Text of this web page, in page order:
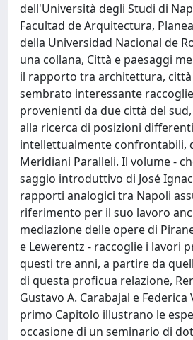
dell'Università degli Studi di
Facultad de Arquitectura,
della Universidad Nacional de
una collana, Città e paesaggi
il rapporto tra architettura, città
sembrato interessante
provenienti da due città del
alla ricerca di posizioni
intellettualmente confrontabili,
Meridiani Paralleli. Il volume -
saggio introduttivo di José
rapporti analogici tra Napoli
riferimento per il suo lavoro
mediazione delle opere di
e Lewerentz - raccoglie i lavori
questi tre anni, a partire da
di questa proficua relazione,
Gustavo A. Carabajal e Federica
primo Capitolo illustrano le
occasione di un seminario di